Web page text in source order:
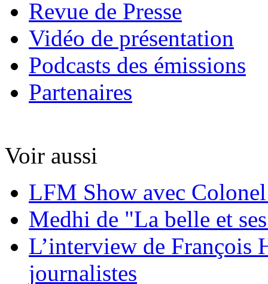
Revue de Presse
Vidéo de présentation
Podcasts des émissions
Partenaires
Voir aussi
LFM Show avec
Medhi de "La belle et
L’interview de François
journalistes